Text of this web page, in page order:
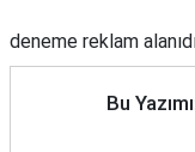
deneme reklam
Bu